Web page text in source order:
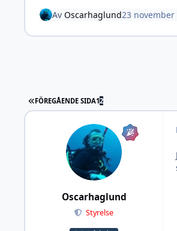
Av Oscarhaglund23 november
FÖRSTA SIDAN
FÖREGÅENDE SIDA12
Oscarhaglund
Styrelse